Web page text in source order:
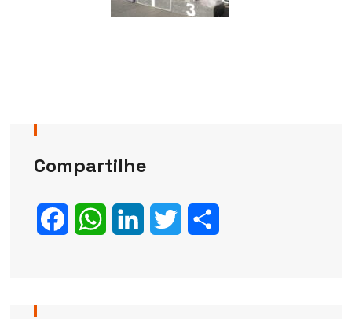
Compartilhe
FacebookWhatsAppLinkedIn Twitter